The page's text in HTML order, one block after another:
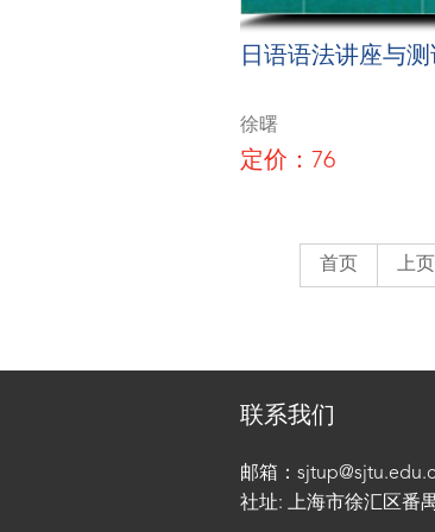
日语语法讲座与测
徐曙
定价：76
首页 上页
联系我们
邮箱：
社址: 上海市徐汇区番